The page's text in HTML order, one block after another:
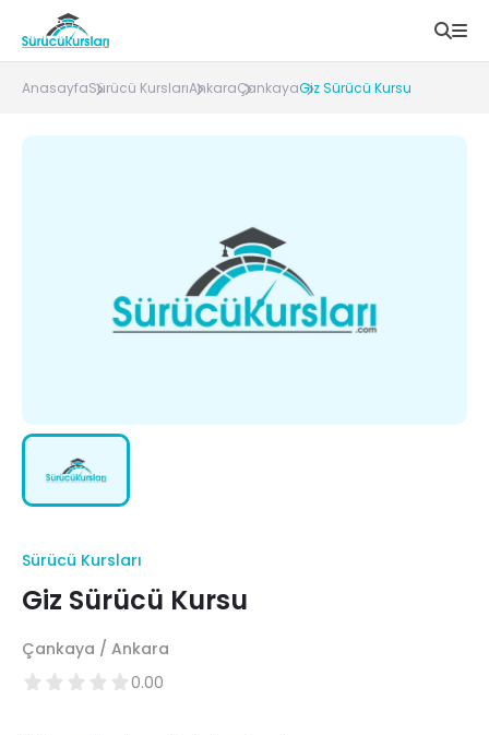
AnasayfaSürücü KurslarıAnkaraÇankayaGiz Sürücü Kursu
Sürücü Kursları
Giz Sürücü Kursu
Çankaya / Ankara
0.00